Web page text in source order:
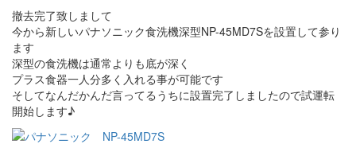
撤去完了致しまして
今から新しいパナソニック食洗機深型NP-45MD7Sを設置して参り
ます
深型の食洗機は通常よりも底が深く
プラス食器一人分多く入れる事が可能です
そしてなんだかんだ言ってるうちに設置完了しましたので試運転
開始します♪